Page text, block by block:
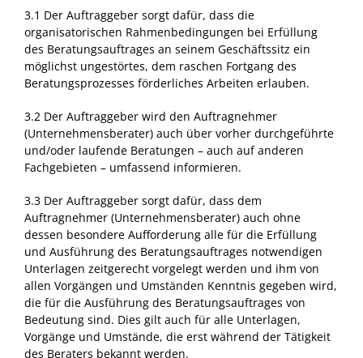
3.1 Der Auftraggeber sorgt dafür, dass die
organisatorischen Rahmenbedingungen bei Erfüllung
des Beratungsauftrages an seinem Geschäftssitz ein
möglichst ungestörtes, dem raschen Fortgang des
Beratungsprozesses förderliches Arbeiten erlauben.
3.2 Der Auftraggeber wird den Auftragnehmer
(Unternehmensberater) auch über vorher durchgeführte
und/oder laufende Beratungen – auch auf anderen
Fachgebieten – umfassend informieren.
3.3 Der Auftraggeber sorgt dafür, dass dem
Auftragnehmer (Unternehmensberater) auch ohne
dessen besondere Aufforderung alle für die Erfüllung
und Ausführung des Beratungsauftrages notwendigen
Unterlagen zeitgerecht vorgelegt werden und ihm von
allen Vorgängen und Umständen Kenntnis gegeben wird,
die für die Ausführung des Beratungsauftrages von
Bedeutung sind. Dies gilt auch für alle Unterlagen,
Vorgänge und Umstände, die erst während der Tätigkeit
des Beraters bekannt werden.